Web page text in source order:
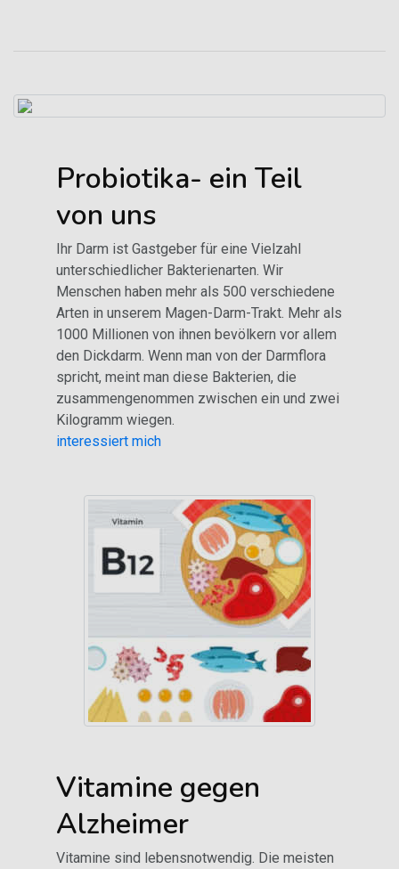
Probiotika- ein Teil
von uns
Ihr Darm ist Gastgeber für eine Vielzahl
unterschiedlicher Bakterienarten. Wir
Menschen haben mehr als 500 verschiedene
Arten in unserem Magen-Darm-Trakt. Mehr als
1000 Millionen von ihnen bevölkern vor allem
den Dickdarm. Wenn man von der Darmflora
spricht, meint man diese Bakterien, die
zusammengenommen zwischen ein und zwei
Kilogramm wiegen.
interessiert mich
Vitamine gegen
Alzheimer
Vitamine sind lebensnotwendig. Die meisten